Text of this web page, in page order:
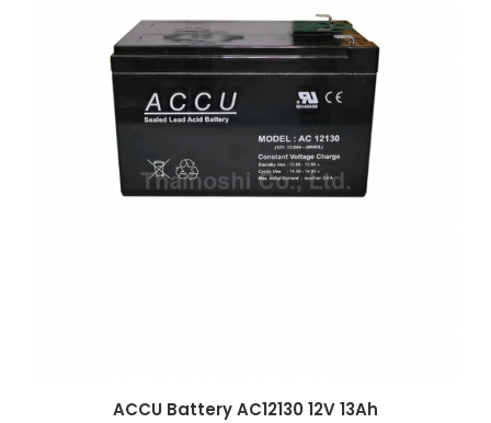
ACCU Battery AC12130 12V 13Ah